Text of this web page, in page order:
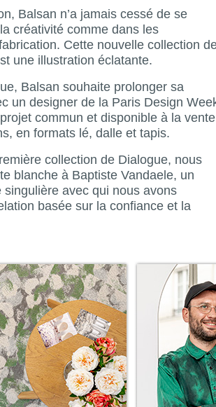
Balsan n’a jamais cessé de se
créativité comme dans les
Cette nouvelle collection
une illustration éclatante.
Balsan souhaite prolonger sa
un designer de la Paris Design
commun et disponible à la
en formats lé, dalle et tapis.
collection de Dialogue, nous
blanche à Baptiste Vandaele, un
singulière avec qui nous avons
basée sur la confiance et la